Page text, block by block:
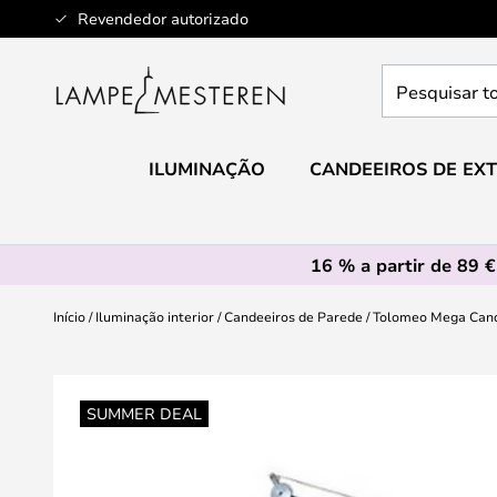
Revendedor autorizado
Ir
para
Conteúdo
toda
loja
ILUMINAÇÃO CANDEEIROS DE
16 % a partir de 89 €
Início Iluminação interior Candeeiros de Parede Tolomeo Mega
SUMMER DEAL
para